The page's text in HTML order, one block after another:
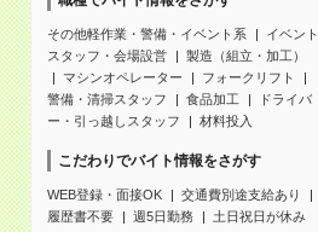
その他軽作業・警備・イベント系
イベント
スタッフ・会場設営
製造（組立・加工）
マシンオペレーター
フォークリフト
警備・清掃スタッフ
食品加工
ドライバ
ー・引っ越しスタッフ
材料投入
こだわりでバイト情報をさがす
WEB登録・面接OK
交通費別途支給あり
履歴書不要
週5日勤務 土日祝日が休み